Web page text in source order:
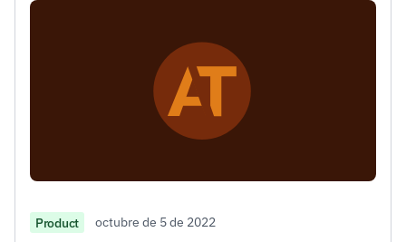
Product octubre de 5 de 2022